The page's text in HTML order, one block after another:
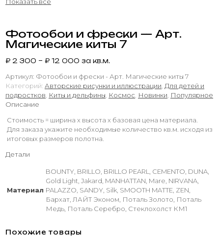
Фотообои и фрески — Арт.
Магические киты 7
₽ 2 300 – ₽ 12 000 за кв.м.
Артикул: Фотообои и фрески - Арт. Магические киты 7
Категорий: Авторские рисунки и иллюстрации, Для детей и
подростков, Киты и дельфины, Космос, Новинки, Популярное
Описание
Стоимость = ширина х высота х базовая цена материала.
Для заказа укажите необходимые количество кв.м. исходя из
итоговых размеров полотна.
Детали
Материал
BOUNTY, BRILLO, BRILLO PEARL, CEMENTO, DUNA,
Gold Light, Jakard, MANHATTAN, Mare, NIRVANA,
PALAZZO, SANDY, Silk, SMOOTH MATTE, ZEN,
Бархат, ЛАЙТ Эконом, Поталь Золото, Поталь
Медь, Поталь Серебро, Стеклохолст КМ1
Похожие товары